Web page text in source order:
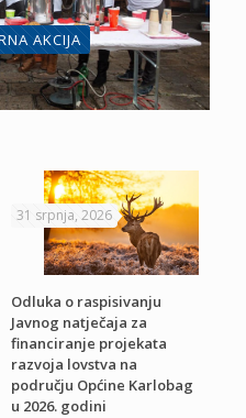
AKCIJA
31 srpnja, 2026
Odluka o raspisivanju
Javnog natječaja za
financiranje projekata
razvoja lovstva na
području Općine Karlobag
u 2026. godini